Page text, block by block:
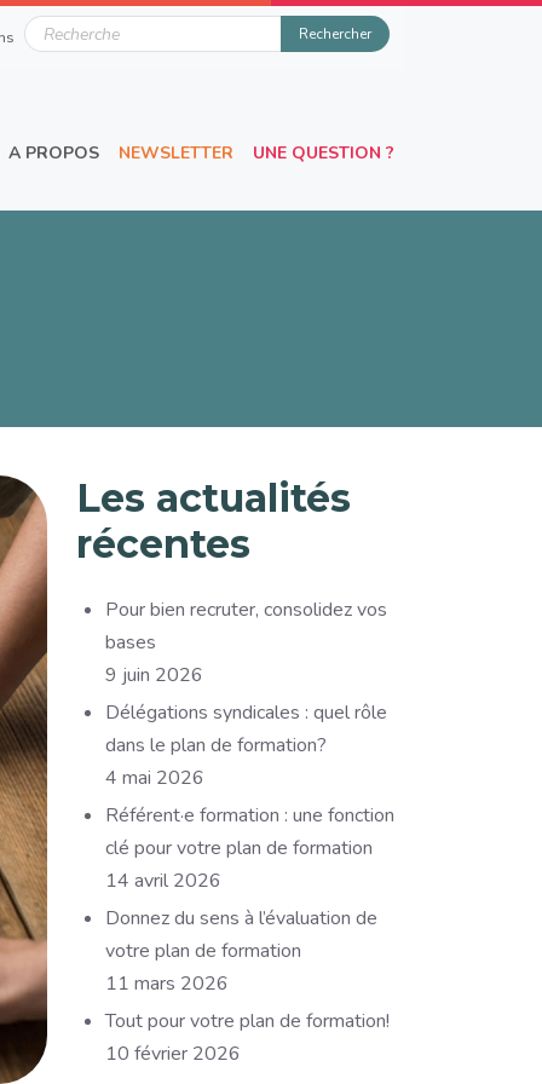
Rechercher
A PROPOS NEWSLETTER UNE QUESTION ?
Les actualités
récentes
Pour bien recruter, consolidez vos
bases
9 juin 2026
Délégations syndicales : quel rôle
dans le plan de formation?
4 mai 2026
Référent·e formation : une fonction
clé pour votre plan de formation
14 avril 2026
Donnez du sens à l’évaluation de
votre plan de formation
11 mars 2026
Tout pour votre plan de formation!
10 février 2026